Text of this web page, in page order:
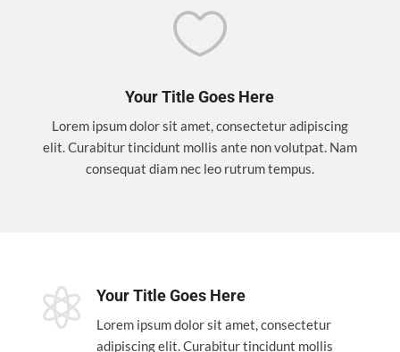

Your Title Goes Here
Lorem ipsum dolor sit amet, consectetur adipiscing
elit. Curabitur tincidunt mollis ante non volutpat. Nam
consequat diam nec leo rutrum tempus.
 Your Title Goes Here
Lorem ipsum dolor sit amet, consectetur
adipiscing elit. Curabitur tincidunt mollis